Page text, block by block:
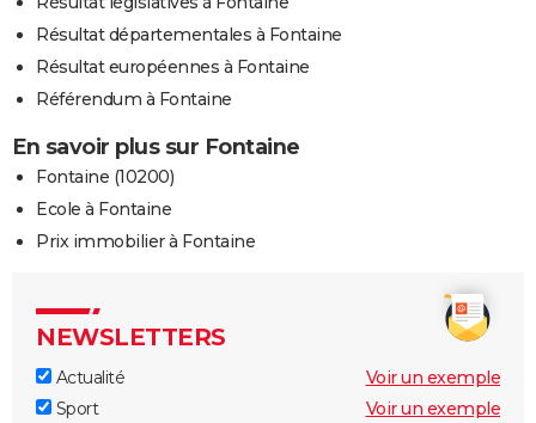
Résultat départementales à Fontaine
Résultat européennes à Fontaine
Référendum à Fontaine
En savoir plus sur Fontaine
Fontaine (10200)
Ecole à Fontaine
Prix immobilier à Fontaine
NEWSLETTERS
Actualité
Voir un exemple
Sport
Voir un exemple